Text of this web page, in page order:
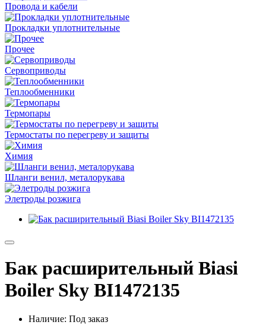
Провода и кабели
Прокладки уплотнительные
Прочее
Сервоприводы
Теплообменники
Термопары
Термостаты по перегреву и защиты
Химия
Шланги венил, металорукава
Элетроды розжига
Бак расширительный Biasi
Boiler Sky BI1472135
Наличие: Под заказ